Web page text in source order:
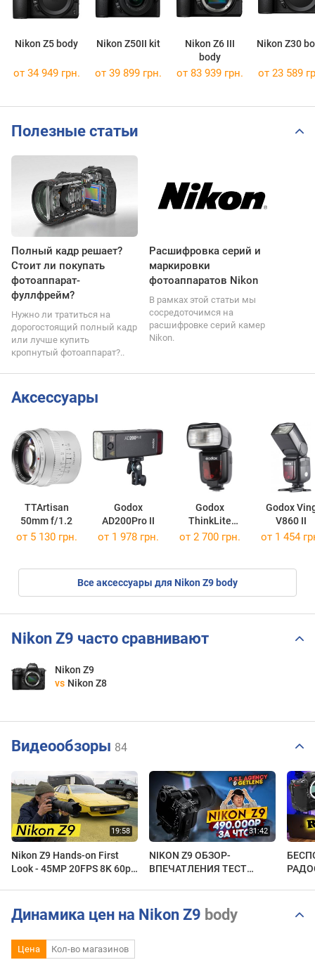
Nikon Z5 body Nikon Z50II kit
Nikon Z6 III
body
Nikon Z30
от 34 949 грн. от 39 899 грн. от 83 939 грн. от 23 589
Полезные статьи
Полный кадр решает?
Стоит ли покупать
фотоаппарат-
фуллфрейм?
Нужно ли тратиться на
дорогостоящий полный кадр
или лучше купить
кропнутый фотоаппарат?..
Расшифровка серий и
маркировки
фотоаппаратов Nikon
В рамках этой статьи мы
сосредоточимся на
расшифровке серий камер
Nikon.
Аксессуары
TTArtisan
50mm f/1.2
Godox
AD200Pro II
Godox
ThinkLite
TT685
Godox
V860 II
от 5 130 грн. от 1 978 грн. от 2 700 грн. от 1 454
Все аксессуары для Nikon Z9 body
Nikon Z9 часто сравнивают
Nikon Z9
vs Nikon Z8
Видеообзоры 84
Nikon Z9 Hands-on First
Look - 45MP 20FPS 8K 60p
NIKON Z9 ОБЗОР-
ВПЕЧАТЛЕНИЯ ТЕСТ
РУБЛЕЙ?
Динамика цен на Nikon Z9 body
Цена Кол-во магазинов